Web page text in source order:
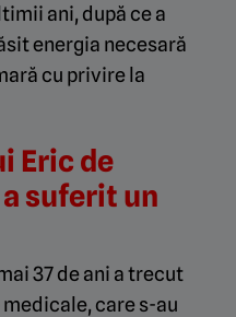
ani, după ce a
energia necesară
cu privire la
Eric de
suferit un
37 de ani a trecut
care s-au